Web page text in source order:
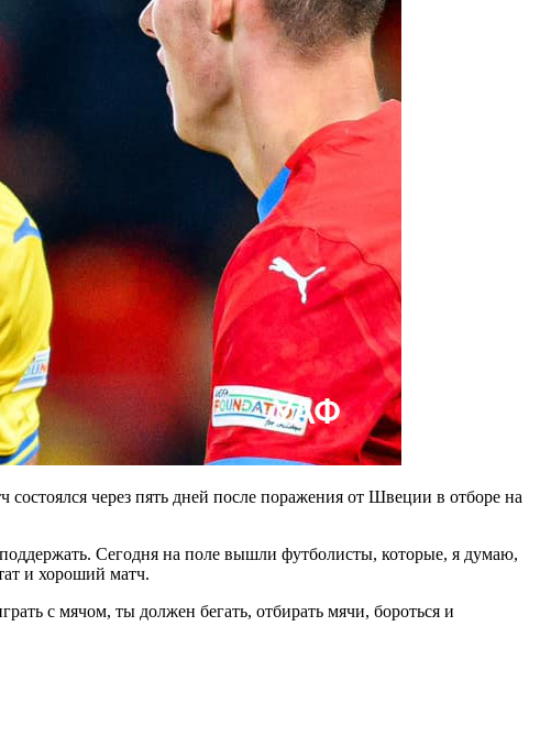
через пять дней после поражения от Швеции в отборе на
Сегодня на поле вышли футболисты, которые, я думаю,
и хороший матч.
с мячом, ты должен бегать, отбирать мячи, бороться и